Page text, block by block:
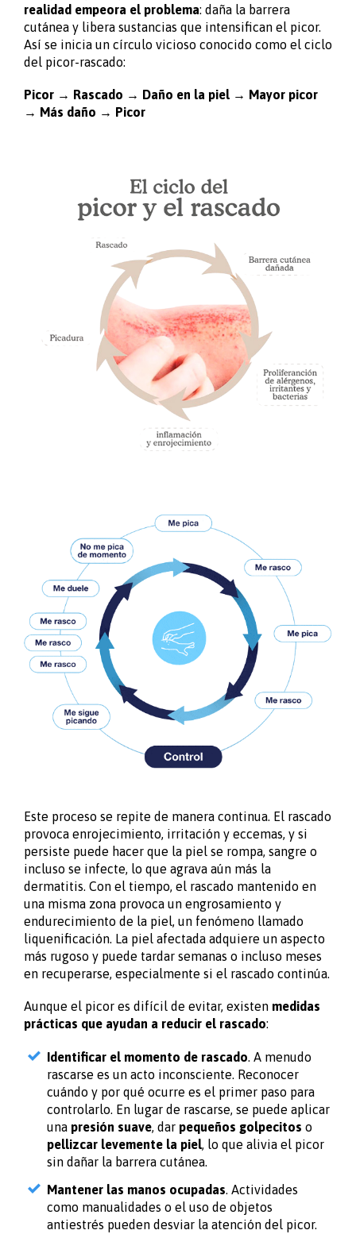
realidad empeora el problema: daña la barrera
cutánea y libera sustancias que intensifican el picor.
Así se inicia un círculo vicioso conocido como el ciclo
del picor-rascado:
Picor → Rascado → Daño en la piel → Mayor picor
→ Más daño → Picor
Este proceso se repite de manera continua. El rascado
provoca enrojecimiento, irritación y eccemas, y si
persiste puede hacer que la piel se rompa, sangre o
incluso se infecte, lo que agrava aún más la
dermatitis. Con el tiempo, el rascado mantenido en
una misma zona provoca un engrosamiento y
endurecimiento de la piel, un fenómeno llamado
liquenificación. La piel afectada adquiere un aspecto
más rugoso y puede tardar semanas o incluso meses
en recuperarse, especialmente si el rascado continúa.
Aunque el picor es difícil de evitar, existen medidas
prácticas que ayudan a reducir el rascado:
Identificar el momento de rascado. A menudo
rascarse es un acto inconsciente. Reconocer
cuándo y por qué ocurre es el primer paso para
controlarlo. En lugar de rascarse, se puede aplicar
una presión suave, dar pequeños golpecitos o
pellizcar levemente la piel, lo que alivia el picor
sin dañar la barrera cutánea.
Mantener las manos ocupadas. Actividades
como manualidades o el uso de objetos
antiestrés pueden desviar la atención del picor.